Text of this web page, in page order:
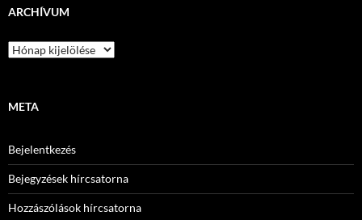
ARCHÍVUM
Archívum
META
Bejelentkezés
Bejegyzések hírcsatorna
Hozzászólások hírcsatorna